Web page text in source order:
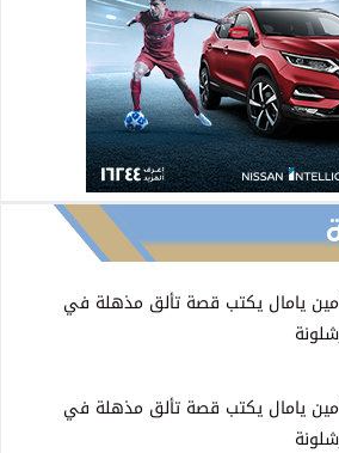
يامال يكتب قصة تألق مذهلة في
يامال يكتب قصة تألق مذهلة في